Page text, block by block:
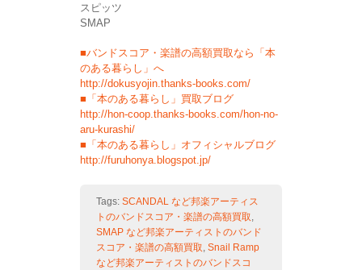
スピッツ
SMAP
■バンドスコア・楽譜の高額買取なら「本
のある暮らし」へ
http://dokusyojin.thanks-books.com/
■「本のある暮らし」買取ブログ
http://hon-coop.thanks-books.com/hon-no-
aru-kurashi/
■「本のある暮らし」オフィシャルブログ
http://furuhonya.blogspot.jp/
Tags: SCANDAL など邦楽アーティス
トのバンドスコア・楽譜の高額買取
SMAP など邦楽アーティストのバンド
スコア・楽譜の高額買取 Snail Ramp
など邦楽アーティストのバンドスコ